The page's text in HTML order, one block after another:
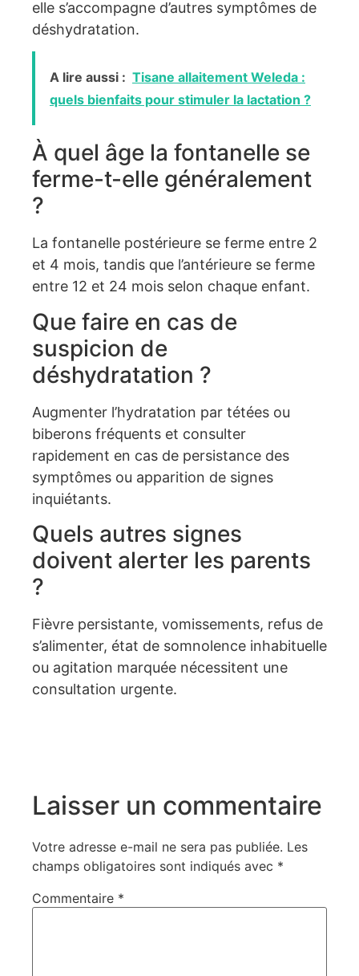
elle s’accompagne d’autres symptômes de
déshydratation.
A lire aussi : Tisane allaitement Weleda :
quels bienfaits pour stimuler la lactation ?
À quel âge la fontanelle se
ferme-t-elle généralement
?
La fontanelle postérieure se ferme entre 2
et 4 mois, tandis que l’antérieure se ferme
entre 12 et 24 mois selon chaque enfant.
Que faire en cas de
suspicion de
déshydratation ?
Augmenter l’hydratation par tétées ou
biberons fréquents et consulter
rapidement en cas de persistance des
symptômes ou apparition de signes
inquiétants.
Quels autres signes
doivent alerter les parents
?
Fièvre persistante, vomissements, refus de
s’alimenter, état de somnolence inhabituelle
ou agitation marquée nécessitent une
consultation urgente.
Laisser un commentaire
Votre adresse e-mail ne sera pas publiée. Les
champs obligatoires sont indiqués avec *
Commentaire *